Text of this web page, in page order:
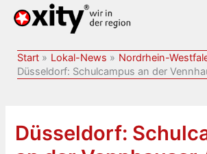
Start Lokal-News Nordrhein-
Düsseldorf: Schulcampus an der
Düsseldorf: